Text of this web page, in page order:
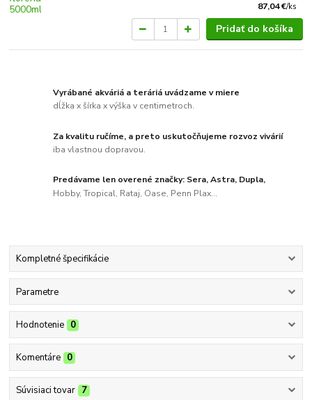
87,04 €/ks
Pridať do košíka
Vyrábané akváriá a teráriá uvádzame v miere
dĺžka x šírka x výška v centimetroch.
Za kvalitu ručíme, a preto uskutočňujeme rozvoz vivárií
iba vlastnou dopravou.
Predávame len overené značky: Sera, Astra, Dupla,
Hobby, Tropical, Rataj, Oase, Penn Plax...
Kompletné špecifikácie
Parametre
Hodnotenie 0
Komentáre 0
Súvisiaci tovar 7